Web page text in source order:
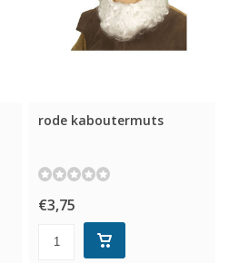
rode kaboutermuts
€3,75